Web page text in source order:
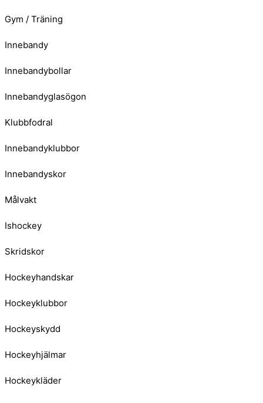
Gym / Träning
Innebandy
Innebandybollar
Innebandyglasögon
Klubbfodral
Innebandyklubbor
Innebandyskor
Målvakt
Ishockey
Skridskor
Hockeyhandskar
Hockeyklubbor
Hockeyskydd
Hockeyhjälmar
Hockeykläder